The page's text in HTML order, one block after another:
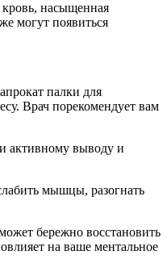
кровь, насыщенная
могут появиться
палки для
Врач порекомендует вам
активному выводу и
мышцы, разогнать
бережно восстановить
на ваше ментальное